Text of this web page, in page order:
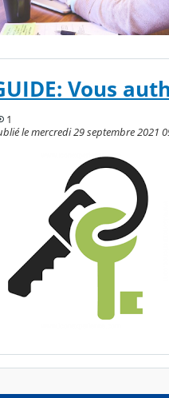
Vous
1
le mercredi 29 septembre 2021